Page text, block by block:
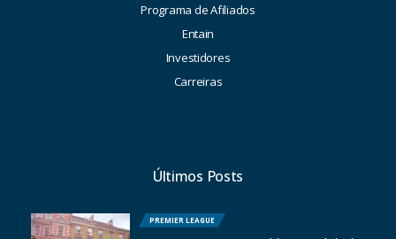
Programa de Afiliados
Entain
Investidores
Carreiras
Últimos Posts
PREMIER LEAGUE